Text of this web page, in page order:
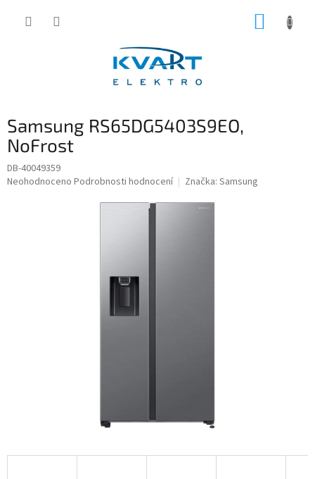
Samsung RS65DG5403S9EO,
NoFrost
DB-40049359
Průměrné
Neohodnoceno Podrobnosti hodnocení Značka: Samsung